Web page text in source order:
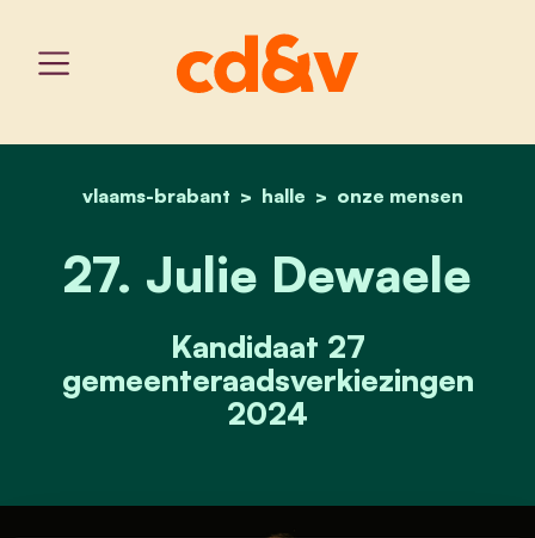
home
vlaams-brabant halle onze mensen
27. julie dewaele
27. Julie Dewaele
Kandidaat 27
gemeenteraadsverkiezingen
2024